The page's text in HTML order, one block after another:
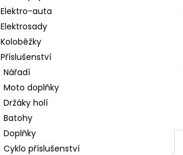
Elektro-auta
Elektrosady
Koloběžky
Příslušenství
Nářadí
Moto doplňky
Držáky holí
Batohy
Doplňky
Cyklo příslušenství